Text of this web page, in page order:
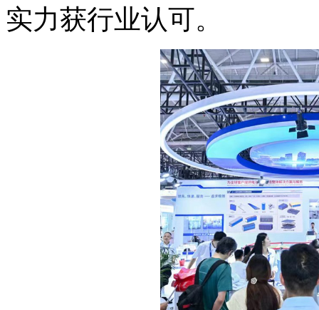
实力获行业认可。